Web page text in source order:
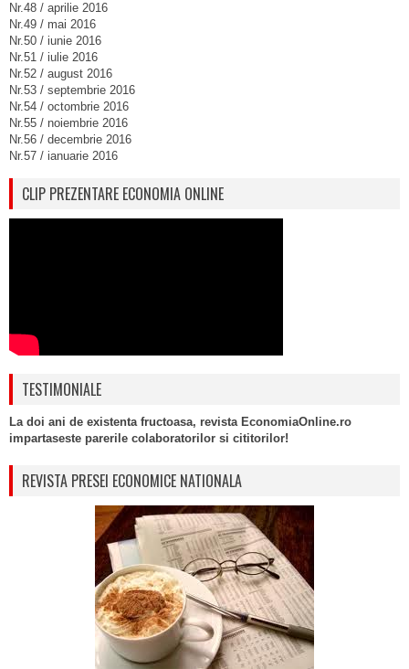
Nr.48 / aprilie 2016
Nr.49 / mai 2016
Nr.50 / iunie 2016
Nr.51 / iulie 2016
Nr.52 / august 2016
Nr.53 / septembrie 2016
Nr.54 / octombrie 2016
Nr.55 / noiembrie 2016
Nr.56 / decembrie 2016
Nr.57 / ianuarie 2016
CLIP PREZENTARE ECONOMIA ONLINE
TESTIMONIALE
La doi ani de existenta fructoasa, revista EconomiaOnline.ro
impartaseste parerile colaboratorilor si cititorilor!
REVISTA PRESEI ECONOMICE NATIONALA